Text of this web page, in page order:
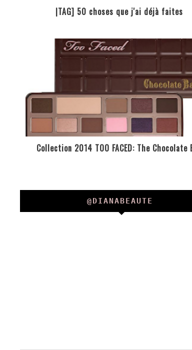
|TAG] 50 choses que j'ai déjà faites
Collection 2014 TOO FACED: The Chocolate
@DIANABEAUTE